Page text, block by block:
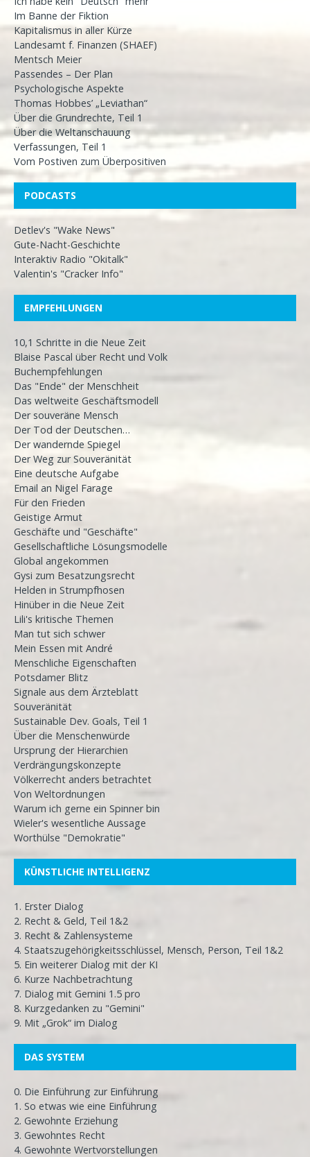
Im Banne der Fiktion
Kapitalismus in aller Kürze
Landesamt f. Finanzen (SHAEF)
Mentsch Meier
Passendes – Der Plan
Psychologische Aspekte
Thomas Hobbes’ „Leviathan“
Über die Grundrechte, Teil 1
Über die Weltanschauung
Verfassungen, Teil 1
Vom Postiven zum Überpositiven
PODCASTS
Detlev's "Wake News"
Gute-Nacht-Geschichte
Interaktiv Radio "Okitalk"
Valentin's "Cracker Info"
EMPFEHLUNGEN
10,1 Schritte in die Neue Zeit
Blaise Pascal über Recht und Volk
Buchempfehlungen
Das "Ende" der Menschheit
Das weltweite Geschäftsmodell
Der souveräne Mensch
Der Tod der Deutschen…
Der wandernde Spiegel
Der Weg zur Souveränität
Eine deutsche Aufgabe
Email an Nigel Farage
Für den Frieden
Geistige Armut
Geschäfte und "Geschäfte"
Gesellschaftliche Lösungsmodelle
Global angekommen
Gysi zum Besatzungsrecht
Helden in Strumpfhosen
Hinüber in die Neue Zeit
Lili's kritische Themen
Man tut sich schwer
Mein Essen mit André
Menschliche Eigenschaften
Potsdamer Blitz
Signale aus dem Ärzteblatt
Souveränität
Sustainable Dev. Goals, Teil 1
Über die Menschenwürde
Ursprung der Hierarchien
Verdrängungskonzepte
Völkerrecht anders betrachtet
Von Weltordnungen
Warum ich gerne ein Spinner bin
Wieler's wesentliche Aussage
Worthülse "Demokratie"
KÜNSTLICHE INTELLIGENZ
1. Erster Dialog
2. Recht & Geld, Teil 1&2
3. Recht & Zahlensysteme
4. Staatszugehörigkeitsschlüssel, Mensch, Person, Teil 1&2
5. Ein weiterer Dialog mit der KI
6. Kurze Nachbetrachtung
7. Dialog mit Gemini 1.5 pro
8. Kurzgedanken zu "Gemini"
9. Mit „Grok“ im Dialog
DAS SYSTEM
0. Die Einführung zur Einführung
1. So etwas wie eine Einführung
2. Gewohnte Erziehung
3. Gewohntes Recht
4. Gewohnte Wertvorstellungen